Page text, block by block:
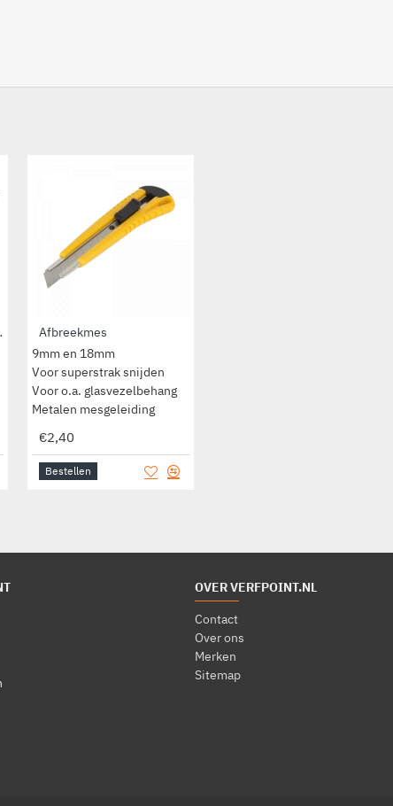
Afbreekmes
9mm en 18mm
Voor superstrak snijden
Voor o.a. glasvezelbehang
Metalen mesgeleiding
€2,40
Bestellen
OVER VERFPOINT.NL
Contact
Over ons
Merken
Sitemap